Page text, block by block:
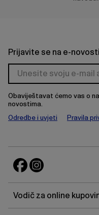
Prijavite se na e-
Obaviještavat ćemo vas o
novostima.
Odredbe i uvjeti
Pravila
Vodič za online